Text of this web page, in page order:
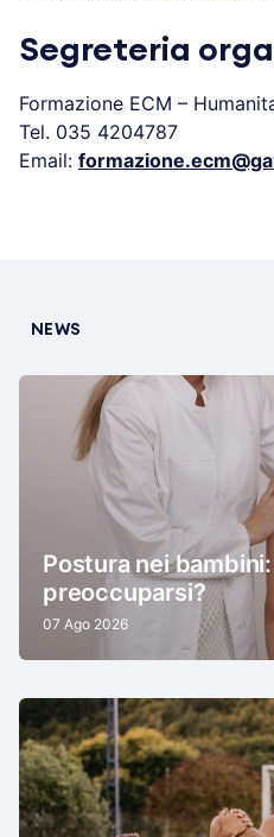
Segreteria
Formazione ECM –
Tel. 035 4204787
Email:
NEWS
Postura nei
preoccuparsi?
07 Ago 2026